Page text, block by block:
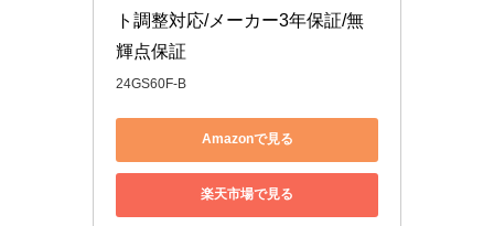
ト調整対応/メーカー3年保証/無
輝点保証
24GS60F-B
Amazonで見る
楽天市場で見る